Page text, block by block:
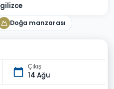
Doğa manzarası
Çıkış
14 Ağu